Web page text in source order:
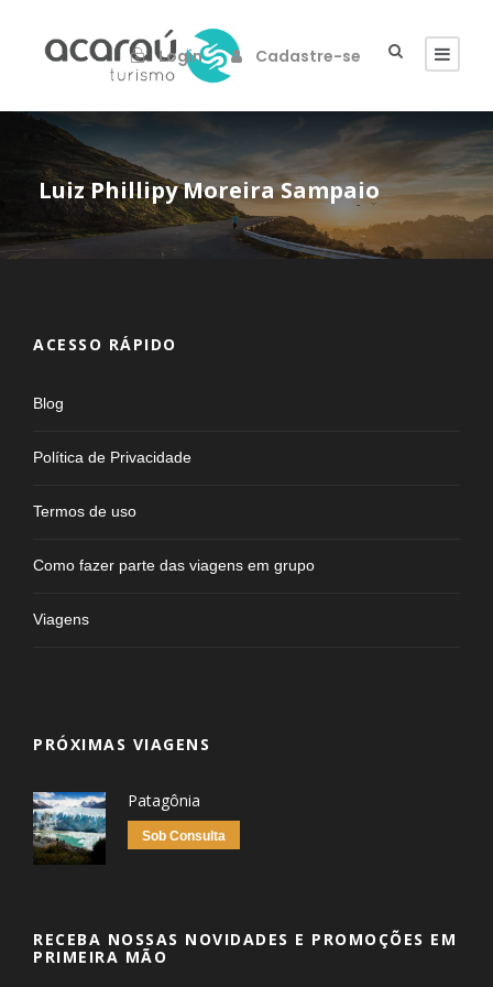
Login Cadastre-se
Luiz Phillipy Moreira Sampaio
ACESSO RÁPIDO
Blog
Política de Privacidade
Termos de uso
Como fazer parte das viagens em grupo
Viagens
PRÓXIMAS VIAGENS
Patagônia
Sob Consulta
RECEBA NOSSAS NOVIDADES E PROMOÇÕES EM
PRIMEIRA MÃO